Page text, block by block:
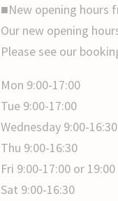
■New opening hours
Our new opening
Please see our
Mon 9:00-17:00
Tue 9:00-17:00
Wednesday 9:00-16:30
Thu 9:00-16:30
Fri 9:00-17:00 or 19:00
Sat 9:00-16:30